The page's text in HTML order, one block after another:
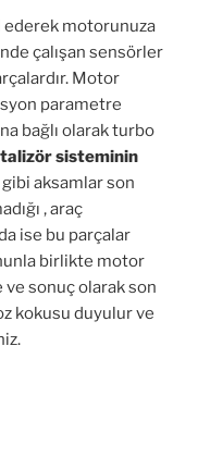
motorunuza
çalışan sensörler
Motor
parametre
bağlı olarak turbo
sisteminin
gibi aksamlar son
, araç
ise bu parçalar
birlikte motor
ve sonuç olarak son
kokusu duyulur ve